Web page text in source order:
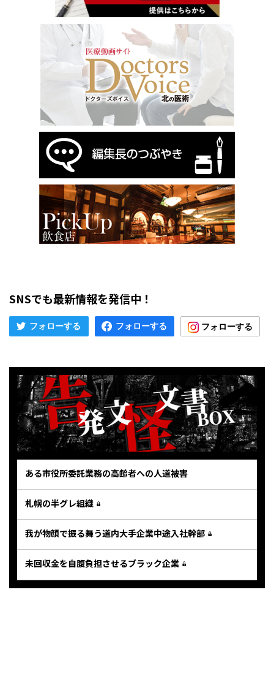
SNSでも最新情報を発信中！
ある市役所委託業務の高齢者への人道被害
札幌の半グレ組織
我が物顔で振る舞う道内大手企業中途入社幹部
未回収金を自腹負担させるブラック企業